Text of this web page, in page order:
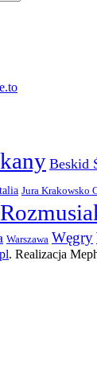
Beskid
Jura Krakowsko
Warszawa Węgry
. Realizacja